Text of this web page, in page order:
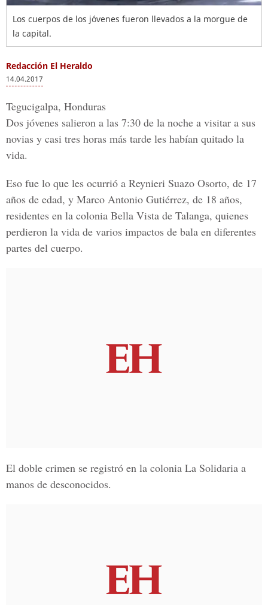
Los cuerpos de los jóvenes fueron llevados a la morgue de
la capital.
Redacción El Heraldo
14.04.2017
Tegucigalpa, Honduras
Dos jóvenes salieron a las 7:30 de la noche a visitar a sus
novias y casi tres horas más tarde les habían quitado la
vida.
Eso fue lo que les ocurrió a Reynieri Suazo Osorto, de 17
años de edad, y Marco Antonio Gutiérrez, de 18 años,
residentes en la colonia Bella Vista de Talanga, quienes
perdieron la vida de varios impactos de bala en diferentes
partes del cuerpo.
El doble crimen se registró en la colonia La Solidaria a
manos de desconocidos.